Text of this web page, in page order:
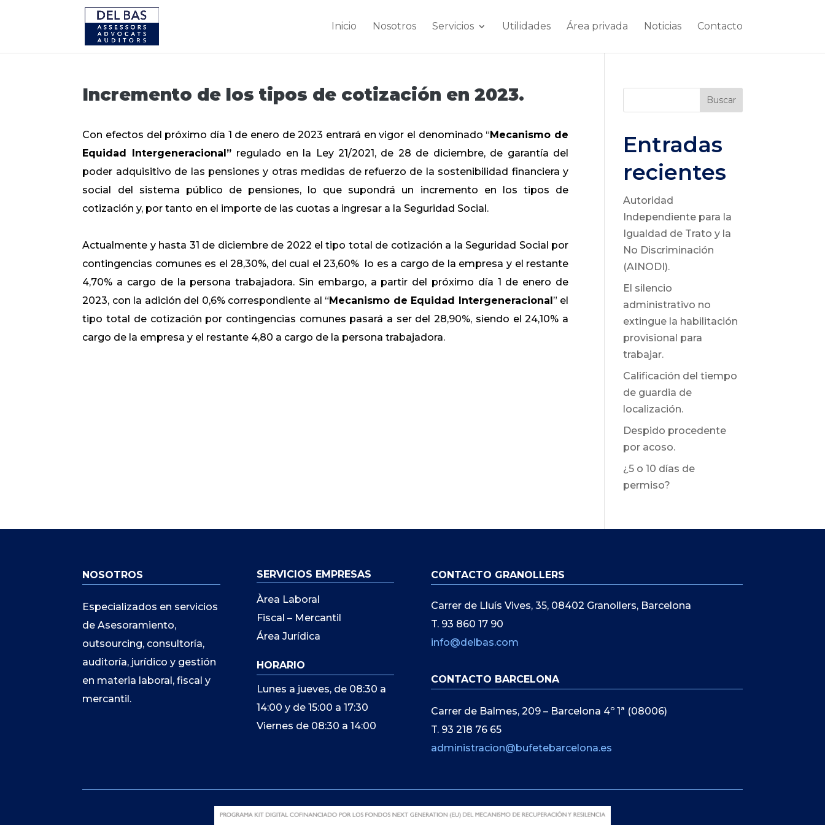
Inicio Nosotros Servicios Utilidades Área privada Noticias Contacto
Incremento de los tipos de cotización en 2023.
Con efectos del próximo día 1 de enero de 2023 entrará en vigor el denominado “Mecanismo de
Equidad Intergeneracional” regulado en la Ley 21/2021, de 28 de diciembre, de garantía del
poder adquisitivo de las pensiones y otras medidas de refuerzo de la sostenibilidad financiera y
social del sistema público de pensiones, lo que supondrá un incremento en los tipos de
cotización y, por tanto en el importe de las cuotas a ingresar a la Seguridad Social.
Actualmente y hasta 31 de diciembre de 2022 el tipo total de cotización a la Seguridad Social por
contingencias comunes es el 28,30%, del cual el 23,60% lo es a cargo de la empresa y el restante
4,70% a cargo de la persona trabajadora. Sin embargo, a partir del próximo día 1 de enero de
2023, con la adición del 0,6% correspondiente al “Mecanismo de Equidad Intergeneracional” el
tipo total de cotización por contingencias comunes pasará a ser del 28,90%, siendo el 24,10% a
cargo de la empresa y el restante 4,80 a cargo de la persona trabajadora.
Buscar
Entradas
recientes
Autoridad
Independiente para la
Igualdad de Trato y la
No Discriminación
(AINODI).
El silencio
administrativo no
extingue la habilitación
provisional para
trabajar.
Calificación del tiempo
de guardia de
localización.
Despido procedente
por acoso.
¿5 o 10 días de
permiso?
NOSOTROS
Especializados en servicios
de Asesoramiento,
outsourcing, consultoría,
auditoría, jurídico y gestión
en materia laboral, fiscal y
mercantil.
SERVICIOS EMPRESAS
Àrea Laboral
Fiscal – Mercantil
Área Jurídica
HORARIO
Lunes a jueves, de 08:30 a
14:00 y de 15:00 a 17:30
Viernes de 08:30 a 14:00
CONTACTO GRANOLLERS
Carrer de Lluís Vives, 35, 08402 Granollers, Barcelona
T. 93 860 17 90
info@delbas.com
CONTACTO BARCELONA
Carrer de Balmes, 209 – Barcelona 4º 1ª (08006)
T. 93 218 76 65
administracion@bufetebarcelona.es